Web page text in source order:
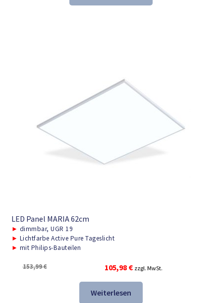
153,60 € 104,98 €.
LED Panel MARIA 62cm
► dimmbar, UGR 19
► Lichtfarbe Active Pure Tageslicht
► mit Philips-Bauteilen
153,99€
Ursprünglicher
Preis
war:
105,98 €Aktueller
Preis
zzgl. MwSt.
Weiterlesen